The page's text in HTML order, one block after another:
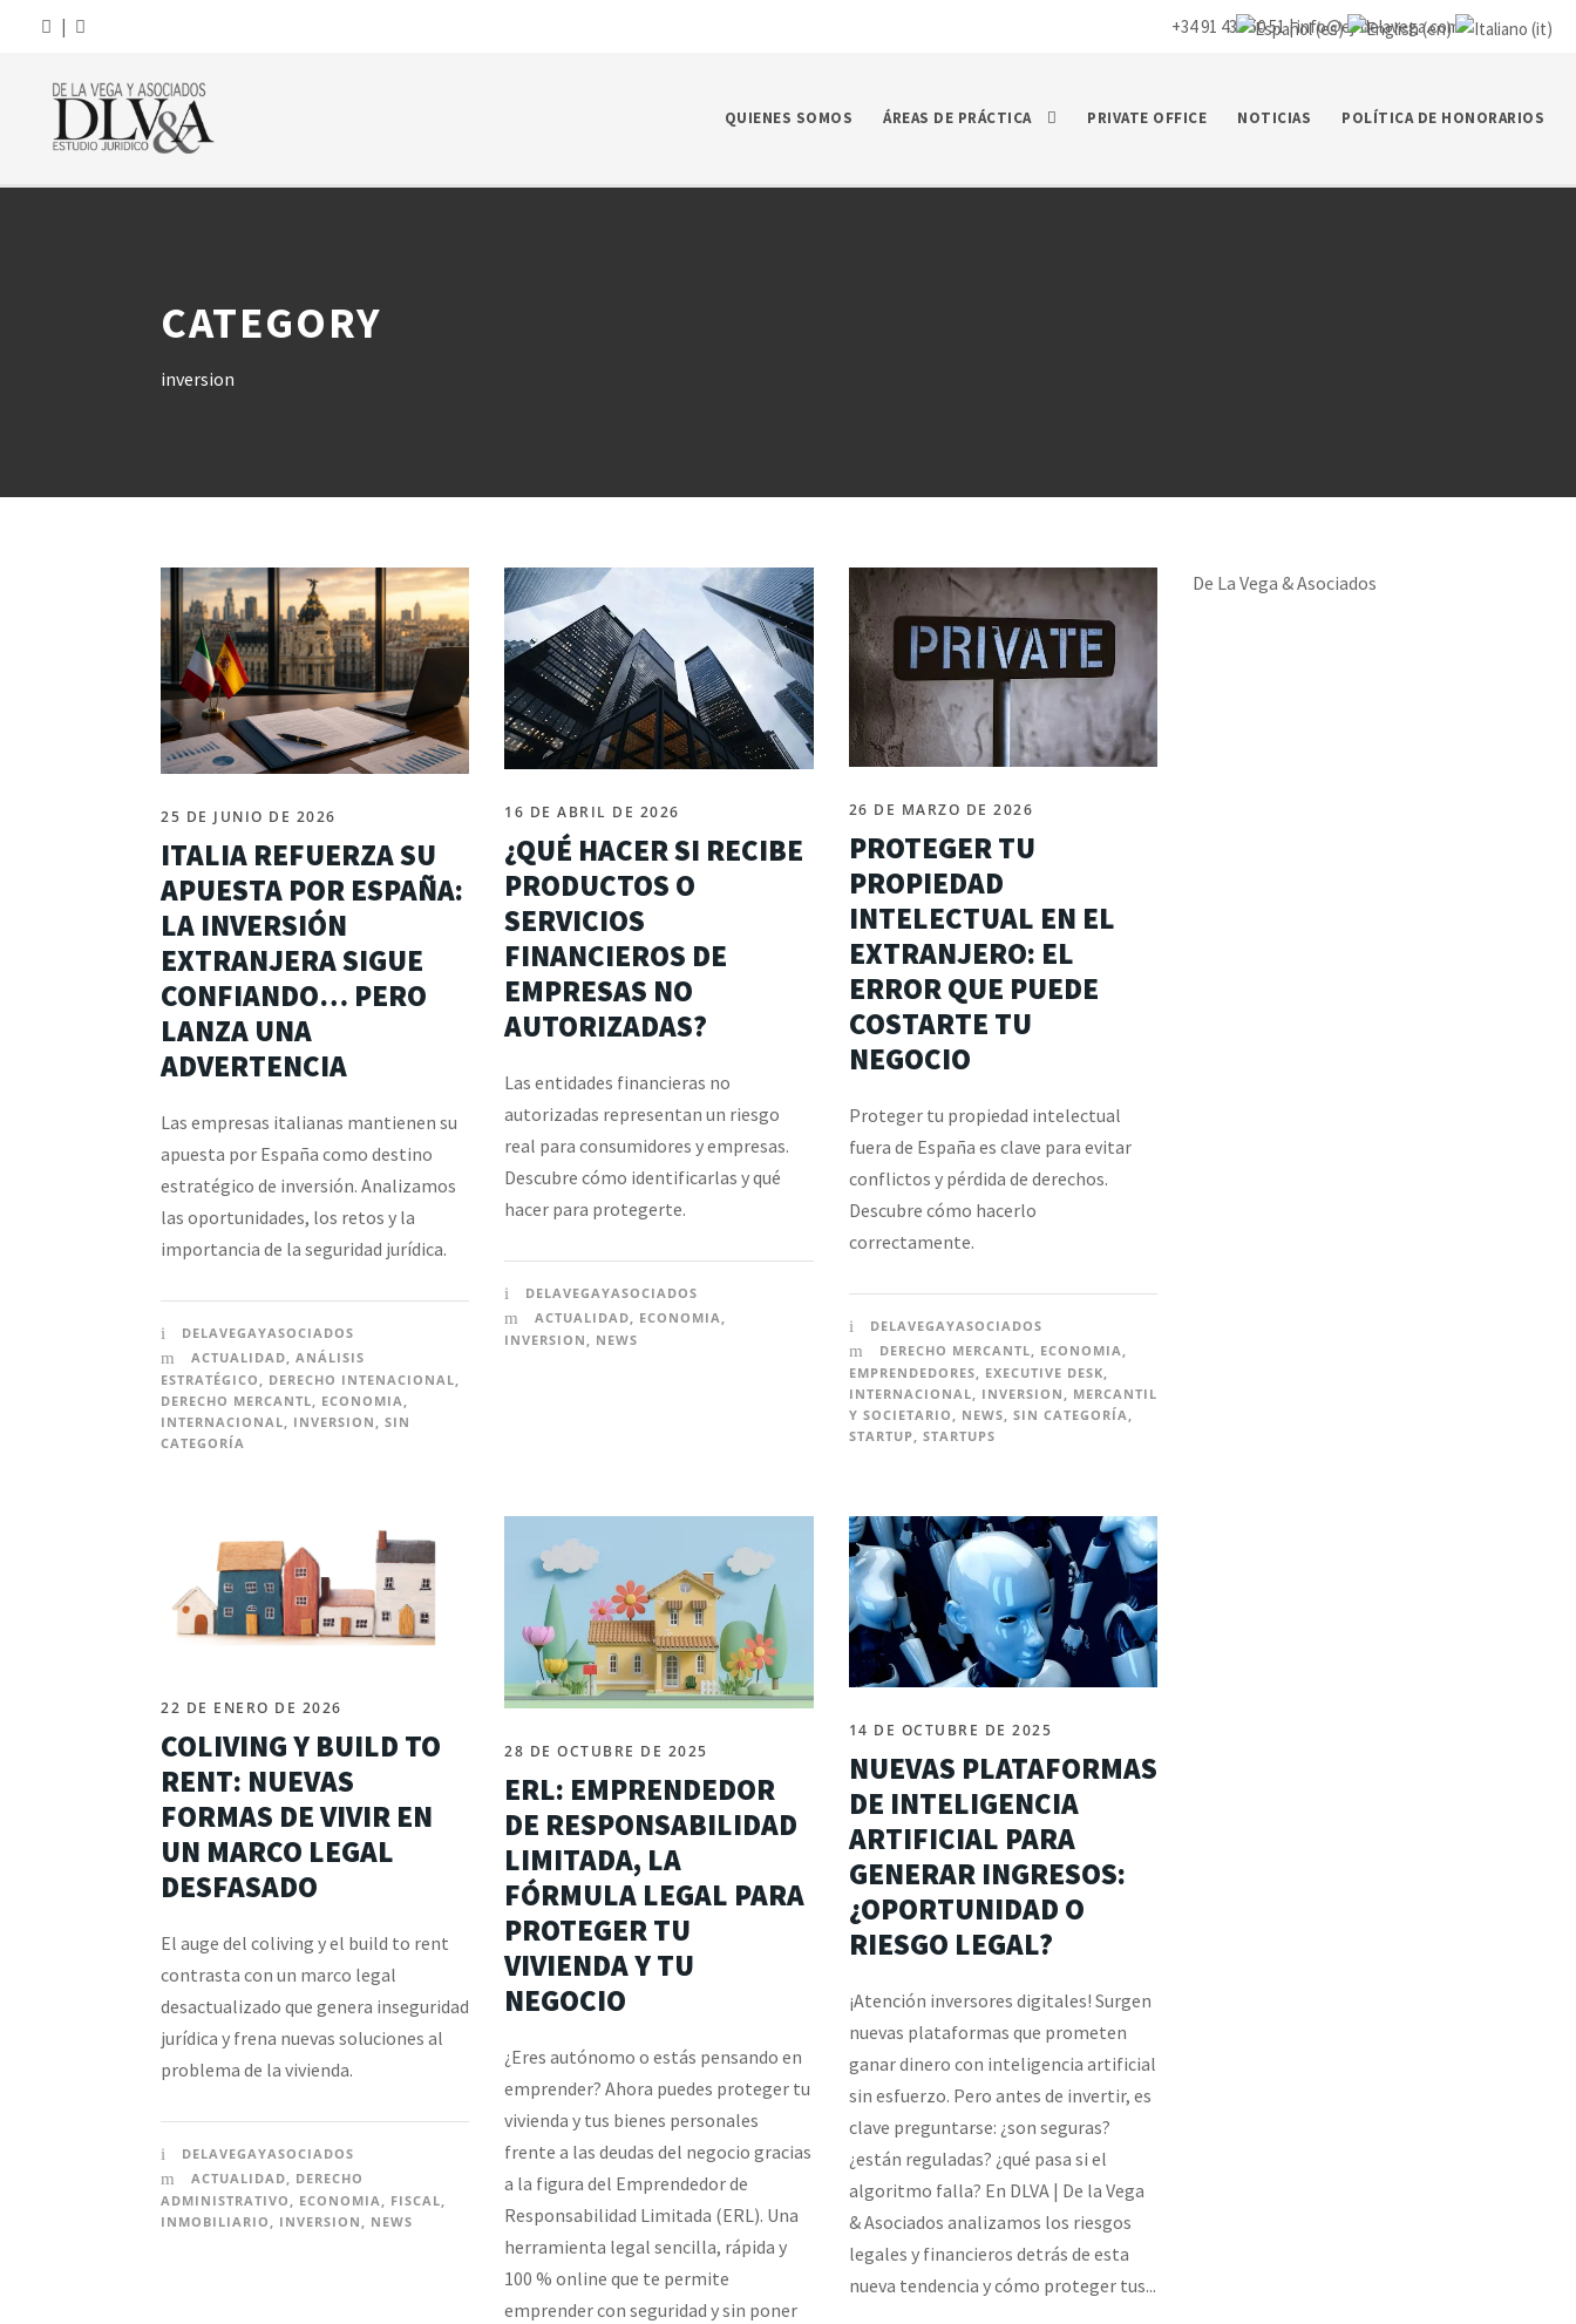
| +34 91 435 50 51 |info@ej-delavega.com
QUIENES SOMOS ÁREAS DE PRÁCTICA PRIVATE OFFICE NOTICIAS POLÍTICA DE HONORARIOS
CATEGORY
inversion
25 DE JUNIO DE 2026
ITALIA REFUERZA SU
APUESTA POR ESPAÑA:
LA INVERSIÓN
EXTRANJERA SIGUE
CONFIANDO… PERO
LANZA UNA
ADVERTENCIA
Las empresas italianas mantienen su
apuesta por España como destino
estratégico de inversión. Analizamos
las oportunidades, los retos y la
importancia de la seguridad jurídica.
DELAVEGAYASOCIADOS
ACTUALIDAD ANÁLISIS
ESTRATÉGICO
DERECHO INTENACIONAL
DERECHO MERCANTL
ECONOMIA
INTERNACIONAL
INVERSION
SIN
CATEGORÍA
16 DE ABRIL DE 2026
¿QUÉ HACER SI RECIBE
PRODUCTOS O
SERVICIOS
FINANCIEROS DE
EMPRESAS NO
AUTORIZADAS?
Las entidades financieras no
autorizadas representan un riesgo
real para consumidores y empresas.
Descubre cómo identificarlas y qué
hacer para protegerte.
DELAVEGAYASOCIADOS
ACTUALIDAD
ECONOMIA
INVERSION
NEWS
26 DE MARZO DE 2026
PROTEGER TU
PROPIEDAD
INTELECTUAL EN EL
EXTRANJERO: EL
ERROR QUE PUEDE
COSTARTE TU
NEGOCIO
Proteger tu propiedad intelectual
fuera de España es clave para evitar
conflictos y pérdida de derechos.
Descubre cómo hacerlo
correctamente.
DELAVEGAYASOCIADOS
DERECHO MERCANTL, ECONOMIA,
EMPRENDEDORES, EXECUTIVE DESK,
INTERNACIONAL, INVERSION , MERCANTIL
Y SOCIETARIO , NEWS, SIN CATEGORÍA,
STARTUP, STARTUPS
22 DE ENERO DE 2026
COLIVING Y BUILD TO
RENT: NUEVAS
FORMAS DE VIVIR EN
UN MARCO LEGAL
DESFASADO
El auge del coliving y el build to rent
contrasta con un marco legal
desactualizado que genera inseguridad
jurídica y frena nuevas soluciones al
problema de la vivienda.
DELAVEGAYASOCIADOS
ACTUALIDAD
DERECHO
ADMINISTRATIVO
ECONOMIA FISCAL
INMOBILIARIO
INVERSION NEWS
28 DE OCTUBRE DE 2025
ERL: EMPRENDEDOR
DE RESPONSABILIDAD
LIMITADA, LA
FÓRMULA LEGAL PARA
PROTEGER TU
VIVIENDA Y TU
NEGOCIO
¿Eres autónomo o estás pensando en
emprender? Ahora puedes proteger tu
vivienda y tus bienes personales
frente a las deudas del negocio gracias
a la figura del Emprendedor de
Responsabilidad Limitada (ERL). Una
herramienta legal sencilla, rápida y
100 % online que te permite
emprender con seguridad y sin poner
14 DE OCTUBRE DE 2025
NUEVAS PLATAFORMAS
DE INTELIGENCIA
ARTIFICIAL PARA
GENERAR INGRESOS:
¿OPORTUNIDAD O
RIESGO LEGAL?
¡Atención inversores digitales! Surgen
nuevas plataformas que prometen
ganar dinero con inteligencia artificial
sin esfuerzo. Pero antes de invertir, es
clave preguntarse: ¿son seguras?
¿están reguladas? ¿qué pasa si el
algoritmo falla? En DLVA | De la Vega
& Asociados analizamos los riesgos
legales y financieros detrás de esta
nueva tendencia y cómo proteger tus...
De La Vega & Asociados